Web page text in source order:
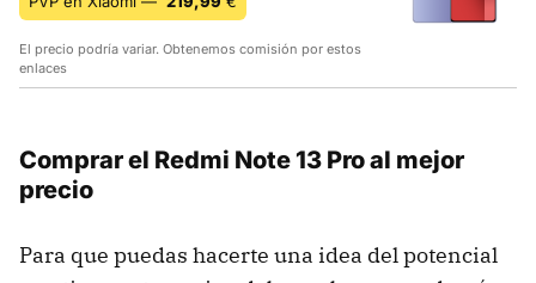
El precio podría variar. Obtenemos comisión por estos
enlaces
Comprar el Redmi Note 13 Pro al mejor
precio
Para que puedas hacerte una idea del potencial